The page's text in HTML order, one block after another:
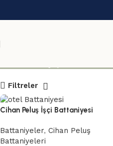
Filtreler
Cihan Peluş İşçi Battaniyesi
Battaniyeler, Cihan Peluş
Battaniyeleri